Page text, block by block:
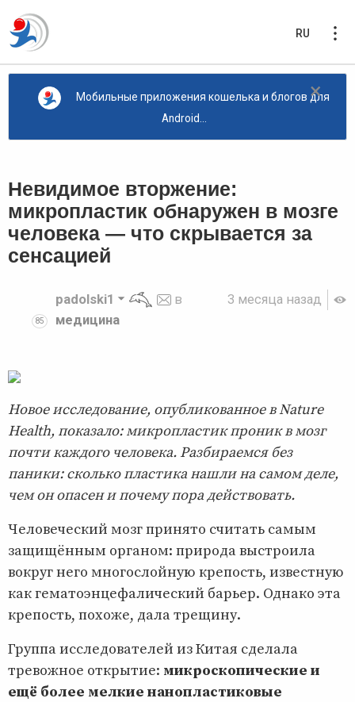
RU
×
Мобильные приложения кошелька и блогов для
Android...
Невидимое вторжение:
микропластик обнаружен в мозге
человека — что скрывается за
сенсацией
3 месяца назад
85
padolski1
в
медицина
Новое исследование, опубликованное в Nature
Health, показало: микропластик проник в мозг
почти каждого человека. Разбираемся без
паники: сколько пластика нашли на самом деле,
чем он опасен и почему пора действовать.
Человеческий мозг принято считать самым
защищённым органом: природа выстроила
вокруг него многослойную крепость, известную
как гематоэнцефалический барьер. Однако эта
крепость, похоже, дала трещину.
Группа исследователей из Китая сделала
тревожное открытие: микроскопические и
ещё более мелкие нанопластиковые